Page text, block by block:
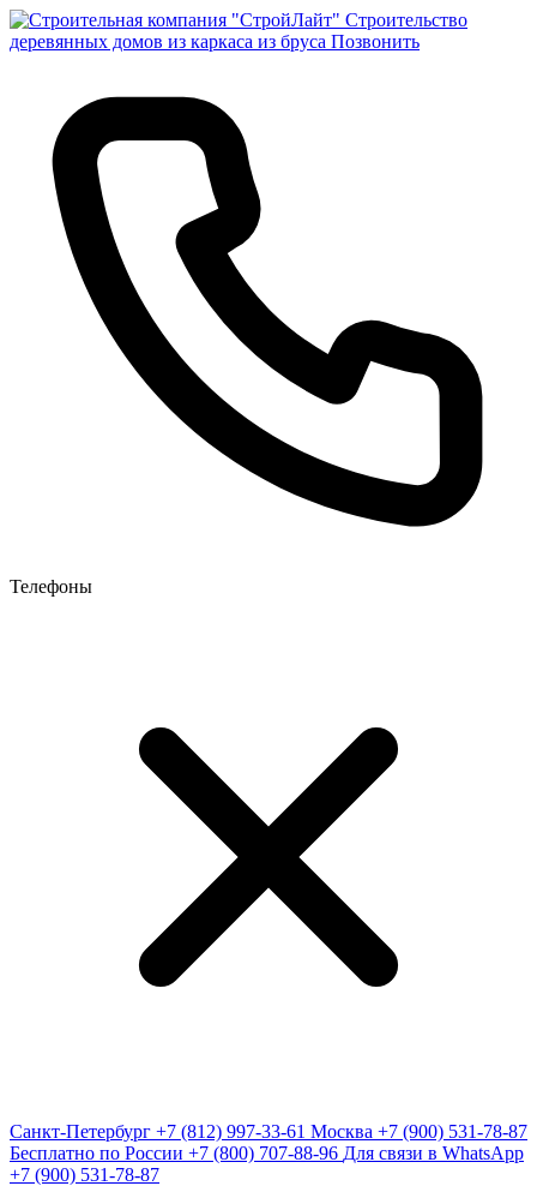
Строительство
деревянных домов из каркаса из бруса Позвонить
Телефоны
Санкт-Петербург +7 (812) 997-33-61 Москва +7 (900) 531-78-87
Бесплатно по России +7 (800) 707-88-96 Для связи в WhatsApp
+7 (900) 531-78-87